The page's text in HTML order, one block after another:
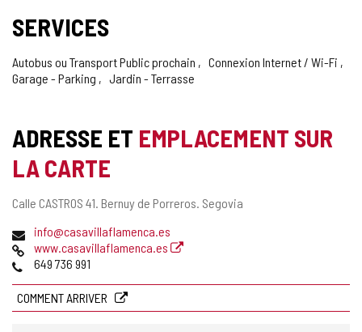
SERVICES
Autobus ou Transport Public prochain
Connexion Internet / Wi-Fi
Garage - Parking
Jardin - Terrasse
ADRESSE ET EMPLACEMENT SUR
LA CARTE
Adresse
Calle CASTROS 41. Bernuy de Porreros. Segovia
Adresse
de
courrier
info@casavillaflamenca.es
Page
Web
www.casavillaflamenca.es
Téléphones
649 736 991
COMMENT ARRIVER